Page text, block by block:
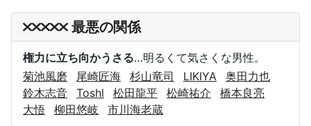
最悪の関係
権力に立ち向かうさる…明るくて気さくな男性。
菊池風磨
尾崎匠海 杉山竜司 LIKIYA
奥田力也
鈴木志音
Toshl 松田龍平 松崎祐介
橋本良亮
大悟
柳田悠岐 市川海老蔵